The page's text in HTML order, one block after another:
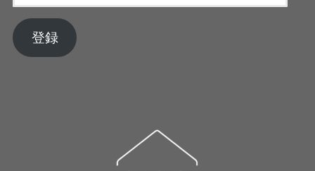
ア
ド
登録